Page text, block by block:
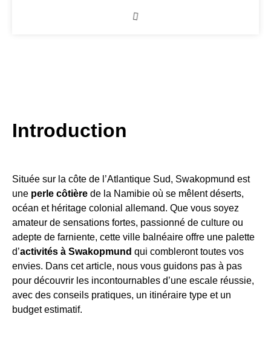
Introduction
Située sur la côte de l’Atlantique Sud, Swakopmund est
une perle côtière de la Namibie où se mêlent déserts,
océan et héritage colonial allemand. Que vous soyez
amateur de sensations fortes, passionné de culture ou
adepte de farniente, cette ville balnéaire offre une palette
d’activités à Swakopmund qui combleront toutes vos
envies. Dans cet article, nous vous guidons pas à pas
pour découvrir les incontournables d’une escale réussie,
avec des conseils pratiques, un itinéraire type et un
budget estimatif.